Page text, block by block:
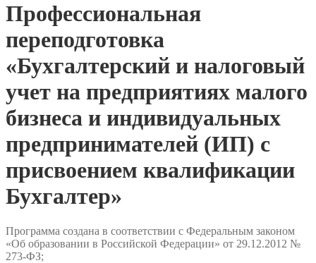
Профессиональная
переподготовка
«Бухгалтерский и налоговый
учет на предприятиях малого
бизнеса и индивидуальных
предпринимателей (ИП) с
присвоением квалификации
Бухгалтер»
Программа создана в соответствии с Федеральным законом
«Об образовании в Российской Федерации» от 29.12.2012 №
273-ФЗ;